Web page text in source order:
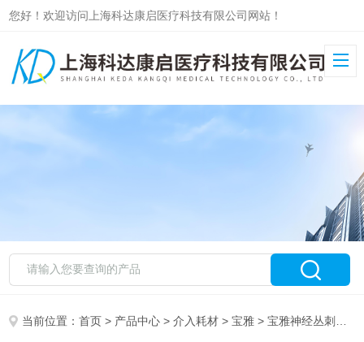
您好！欢迎访问上海科达康启医疗科技有限公司网站！
当前位置：首页 > 产品中心 >介入耗材 >宝雅 > 宝雅神经丛刺激阻滞针及套包22G